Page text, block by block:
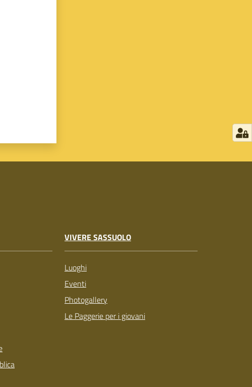
VIVERE SASSUOLO
Luoghi
Eventi
Photogallery
Le Paggerie per i giovani